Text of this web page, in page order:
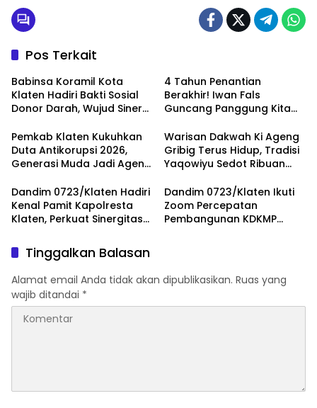
Pos Terkait
Babinsa Koramil Kota
Klaten Hadiri Bakti Sosial
Donor Darah, Wujud Sinergi
Ketersediaan Stok Darah
4 Tahun Penantian
Berakhir! Iwan Fals
Guncang Panggung Kita
Ayolah Mulai
Pemkab Klaten Kukuhkan
Duta Antikorupsi 2026,
Generasi Muda Jadi Agen
Warisan Dakwah Ki Ageng
Gribig Terus Hidup, Tradisi
Yaqowiyu Sedot Ribuan
Dandim 0723/Klaten Hadiri
Kenal Pamit Kapolresta
Klaten, Perkuat Sinergitas
Menjaga Kondusifitas
Daerah
Dandim 0723/Klaten Ikuti
Zoom Percepatan
Pembangunan KDKMP
Tinggalkan Balasan
Alamat email Anda tidak akan dipublikasikan. Ruas yang
wajib ditandai *